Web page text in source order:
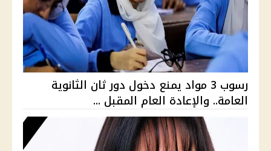
رسوب 3 مواد يمنع دخول دور ثان الثانوية
العامة.. والإعادة العام المقبل ...